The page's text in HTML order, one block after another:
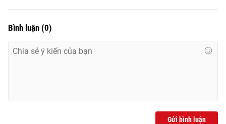
Bình luận (0)
Gửi bình luận